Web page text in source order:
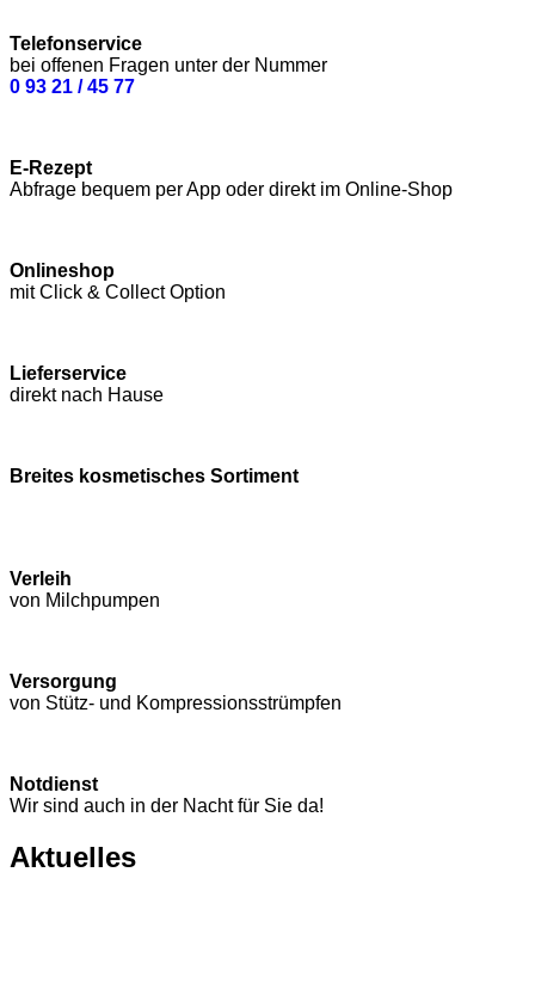
Telefonservice
bei offenen Fragen unter der Nummer
0 93 21 / 45 77
E-Rezept
Abfrage bequem per App oder direkt im Online-Shop
Onlineshop
mit Click & Collect Option
Lieferservice
direkt nach Hause
Breites kosmetisches Sortiment
Verleih
von Milchpumpen
Versorgung
von Stütz- und Kompressions­strümpfen
Notdienst
Wir sind auch in der Nacht für Sie da!
Aktuelles